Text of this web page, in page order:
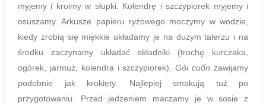
myjemy i kroimy w słupki. Kolendrę i szczypiorek myjemy i
osuszamy. Arkusze papieru ryżowego moczymy w wodzie,
kiedy zrobią się miękkie układamy je na dużym talerzu i na
środku zaczynamy układać składniki (trochę kurczaka,
ogórek, jarmuż, kolendra i szczypiorek).Gỏi cuốnzawijamy
podobnie jak krokiety. Najlepiej smakują tuż po
przygotowaniu. Przed jedzeniem maczamy je w sosie z